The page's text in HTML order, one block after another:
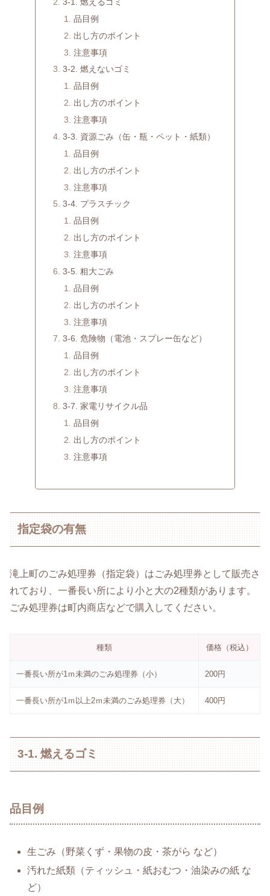
品目例
出し方のポイント
注意事項
3-2. 燃えないゴミ
品目例
出し方のポイント
注意事項
3-3. 資源ごみ（缶・瓶・ペット・紙類）
品目例
出し方のポイント
注意事項
3-4. プラスチック
品目例
出し方のポイント
注意事項
3-5. 粗大ごみ
品目例
出し方のポイント
注意事項
3-6. 危険物（電池・スプレー缶など）
品目例
出し方のポイント
注意事項
3-7. 家電リサイクル品
品目例
出し方のポイント
注意事項
指定袋の有無
滝上町のごみ処理券（指定袋）はごみ処理券として販売さ
れており、一番長い所により小と大の2種類があります。
ごみ処理券は町内商店などで購入してください。
種類 価格（税込）
一番長い所が1ｍ未満のごみ処理券（小） 200円
一番長い所が1ｍ以上2ｍ未満のごみ処理券（大） 400円
3-1. 燃えるゴミ
品目例
生ごみ（野菜くず・果物の皮・茶がら など）
汚れた紙類（ティッシュ・紙おむつ・油染みの紙 な
ど）